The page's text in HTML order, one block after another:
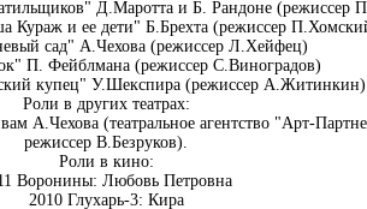
Д.Маротта и Б. Рандоне (режиссер
Кураж и ее дети" Б.Брехта (режиссер
сад" А.Чехова (режиссер Л.Хейфец)
П. Фейблмана (режиссер С.Виноградов)
купец" У.Шекспира (режиссер А.Житинкин)
Роли в других театрах:
А.Чехова (театральное агентство "Арт-
режиссер В.Безруков).
Роли в кино:
Воронины: Любовь Петровна
2010 Глухарь-3: Кира